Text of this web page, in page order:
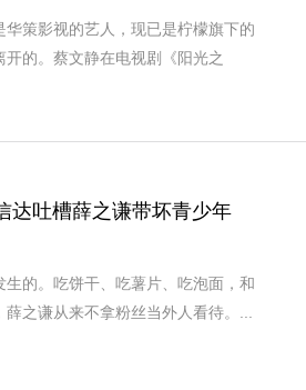
策影视的艺人，现已是柠檬旗下的
的。蔡文静在电视剧《阳光之
达吐槽薛之谦带坏青少年
的。吃饼干、吃薯片、吃泡面，和
之谦从来不拿粉丝当外人看待。...